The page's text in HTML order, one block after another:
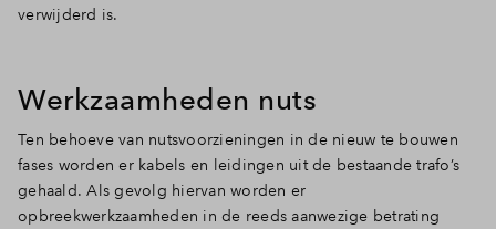
verwijderd is.
Werkzaamheden nuts
Ten behoeve van nutsvoorzieningen in de nieuw te bouwen
fases worden er kabels en leidingen uit de bestaande trafo’s
gehaald. Als gevolg hiervan worden er
opbreekwerkzaamheden in de reeds aanwezige betrating